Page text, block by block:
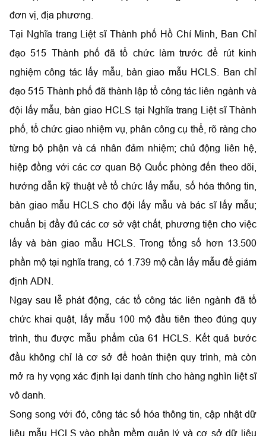
đơn vị, địa phương.
Tại Nghĩa trang Liệt sĩ Thành phố Hồ Chí Minh, Ban Chỉ
đạo 515 Thành phố đã tổ chức làm trước để rút kinh
nghiệm công tác lấy mẫu, bàn giao mẫu HCLS. Ban chỉ
đạo 515 Thành phố đã thành lập tổ công tác liên ngành và
đội lấy mẫu, bàn giao HCLS tại Nghĩa trang Liệt sĩ Thành
phố, tổ chức giao nhiệm vụ, phân công cụ thể, rõ ràng cho
từng bộ phận và cá nhân đảm nhiệm; chủ động liên hệ,
hiệp đồng với các cơ quan Bộ Quốc phòng đến theo dõi,
hướng dẫn kỹ thuật về tổ chức lấy mẫu, số hóa thông tin,
bàn giao mẫu HCLS cho đội lấy mẫu và bác sĩ lấy mẫu;
chuẩn bị đầy đủ các cơ sở vật chất, phương tiện cho việc
lấy và bàn giao mẫu HCLS. Trong tổng số hơn 13.500
phần mộ tại nghĩa trang, có 1.739 mộ cần lấy mẫu để giám
định ADN.
Ngay sau lễ phát động, các tổ công tác liên ngành đã tổ
chức khai quật, lấy mẫu 100 mộ đầu tiên theo đúng quy
trình, thu được mẫu phẩm của 61 HCLS. Kết quả bước
đầu không chỉ là cơ sở để hoàn thiện quy trình, mà còn
mở ra hy vọng xác định lại danh tính cho hàng nghìn liệt sĩ
vô danh.
Song song với đó, công tác số hóa thông tin, cập nhật dữ
liệu mẫu HCLS vào phần mềm quản lý và cơ sở dữ liệu